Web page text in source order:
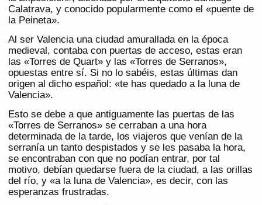
Calatrava, y conocido popularmente como el «puente de
la Peineta».
Al ser Valencia una ciudad amurallada en la época
medieval, contaba con puertas de acceso, estas eran
las «Torres de Quart» y las «Torres de Serranos»,
opuestas entre sí. Si no lo sabéis, estas últimas dan
origen al dicho español: «te has quedado a la luna de
Valencia».
Esto se debe a que antiguamente las puertas de las
«Torres de Serranos» se cerraban a una hora
determinada de la tarde, los viajeros que venían de la
serranía un tanto despistados y se les pasaba la hora,
se encontraban con que no podían entrar, por tal
motivo, debían quedarse fuera de la ciudad, a las orillas
del río, y «a la luna de Valencia», es decir, con las
esperanzas frustradas.